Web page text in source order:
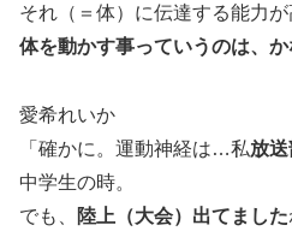
それ（＝体）に伝達する能力が
体を動かす事っていうのは、
愛希れいか
「確かに。運動神経は…私放
中学生の時。
でも、
陸上（大会）出てました